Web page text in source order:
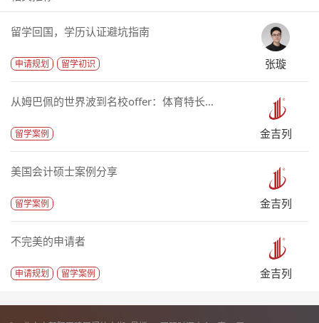
留学回国，学历认证避坑指南
申请规划 留学初识 张璇
从姆巴佩的世界波到名校offer：体育特长...
留学案例 金吉列
美国会计硕士案例分享
留学案例 金吉列
不完美的申请者
申请规划 留学案例 金吉列